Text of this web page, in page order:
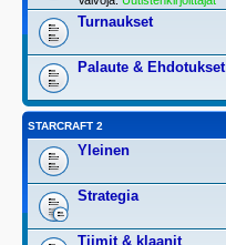
Turnaukset
Palaute & Ehdotukset
STARCRAFT 2
Yleinen
Strategia
Tiimit & klaanit